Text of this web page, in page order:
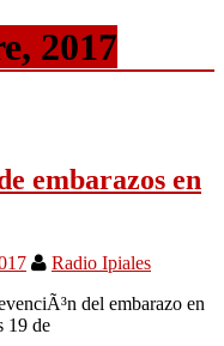
2017
embarazos en
Radio Ipiales
del embarazo en
19 de